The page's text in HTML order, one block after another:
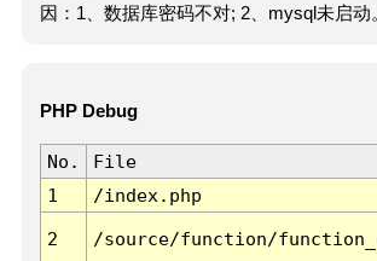
因：1、数据库密码不对; 2、mysql未启动
PHP Debug
No. File
1
/index.php
2 /source/function/